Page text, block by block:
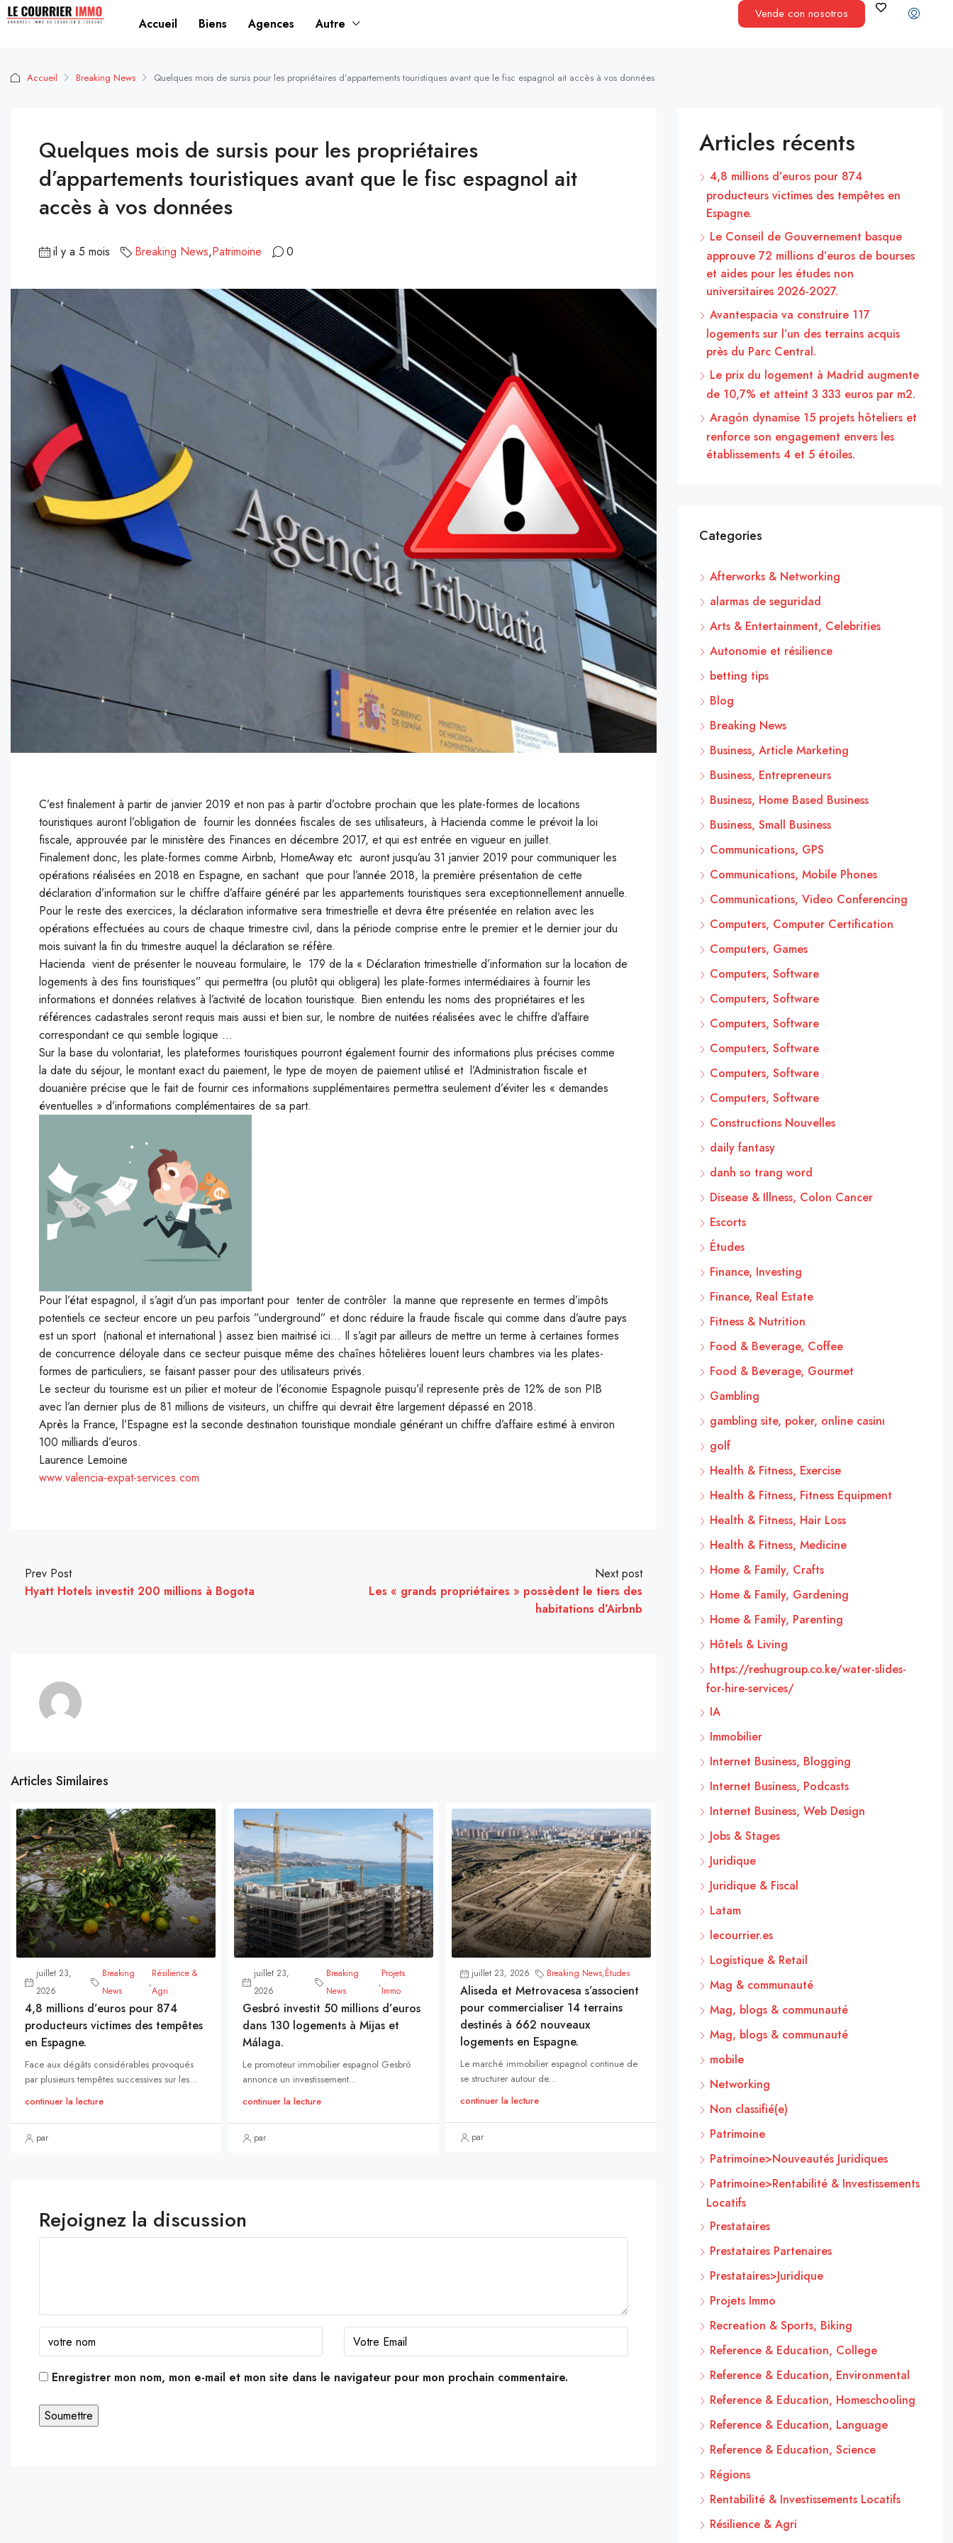
Accueil Biens Agences Autre
Vende con nosotros
Accueil Breaking News Quelques mois de sursis pour les propriétaires d’appartements touristiques avant que le fisc espagnol ait accès à vos données
Quelques mois de sursis pour les propriétaires
d’appartements touristiques avant que le fisc espagnol ait
accès à vos données
il y a 5 mois Breaking News,Patrimoine 0
C’est finalement à partir de janvier 2019 et non pas à partir d’octobre prochain que les plate-formes de locations
touristiques auront l’obligation de fournir les données fiscales de ses utilisateurs, à Hacienda comme le prévoit la loi
fiscale, approuvée par le ministère des Finances en décembre 2017, et qui est entrée en vigueur en juillet.
Finalement donc, les plate-formes comme Airbnb, HomeAway etc auront jusqu’au 31 janvier 2019 pour communiquer les
opérations réalisées en 2018 en Espagne, en sachant que pour l’année 2018, la première présentation de cette
déclaration d’information sur le chiffre d’affaire généré par les appartements touristiques sera exceptionnellement annuelle.
Pour le reste des exercices, la déclaration informative sera trimestrielle et devra être présentée en relation avec les
opérations effectuées au cours de chaque trimestre civil, dans la période comprise entre le premier et le dernier jour du
mois suivant la fin du trimestre auquel la déclaration se réfère.
Hacienda vient de présenter le nouveau formulaire, le 179 de la « Déclaration trimestrielle d’information sur la location de
logements à des fins touristiques” qui permettra (ou plutôt qui obligera) les plate-formes intermédiaires à fournir les
informations et données relatives à l’activité de location touristique. Bien entendu les noms des propriétaires et les
références cadastrales seront requis mais aussi et bien sur, le nombre de nuitées réalisées avec le chiffre d’affaire
correspondant ce qui semble logique …
Sur la base du volontariat, les plateformes touristiques pourront également fournir des informations plus précises comme
la date du séjour, le montant exact du paiement, le type de moyen de paiement utilisé et l’Administration fiscale et
douanière précise que le fait de fournir ces informations supplémentaires permettra seulement d’éviter les « demandes
éventuelles » d’informations complémentaires de sa part.
Pour l’état espagnol, il s’agit d’un pas important pour tenter de contrôler la manne que represente en termes d’impôts
potentiels ce secteur encore un peu parfois ”underground” et donc réduire la fraude fiscale qui comme dans d’autre pays
est un sport (national et international ) assez bien maitrisé ici… Il s’agit par ailleurs de mettre un terme à certaines formes
de concurrence déloyale dans ce secteur puisque même des chaînes hôtelières louent leurs chambres via les plates-
formes de particuliers, se faisant passer pour des utilisateurs privés.
Le secteur du tourisme est un pilier et moteur de l’économie Espagnole puisqu’il represente près de 12% de son PIB
avec l’an dernier plus de 81 millions de visiteurs, un chiffre qui devrait être largement dépassé en 2018.
Après la France, l’Espagne est la seconde destination touristique mondiale générant un chiffre d’affaire estimé à environ
100 milliards d’euros.
Laurence Lemoine
www.valencia-expat-services.com
Prev Post
Hyatt Hotels investit 200 millions à Bogota
Next post
Les « grands propriétaires » possèdent le tiers des
habitations d’Airbnb
Articles Similaires
juillet 23,
2026
Breaking
News
,
Résilience &
Agri
4,8 millions d’euros pour 874
producteurs victimes des tempêtes
en Espagne.
Face aux dégâts considérables provoqués
par plusieurs tempêtes successives sur les...
continuer la lecture
par
juillet 23,
2026
Breaking
News
,
Projets
Immo
Gesbró investit 50 millions d’euros
dans 130 logements à Mijas et
Málaga.
Le promoteur immobilier espagnol Gesbró
annonce un investissement...
continuer la lecture
par
juillet 23, 2026 Breaking News,Études
Aliseda et Metrovacesa s’associent
pour commercialiser 14 terrains
destinés à 662 nouveaux
logements en Espagne.
Le marché immobilier espagnol continue de
se structurer autour de...
continuer la lecture
par
Rejoignez la discussion
Enregistrer mon nom, mon e-mail et mon site dans le navigateur pour mon prochain commentaire.
Articles récents
4,8 millions d’euros pour 874
producteurs victimes des tempêtes en
Espagne.
Le Conseil de Gouvernement basque
approuve 72 millions d’euros de bourses
et aides pour les études non
universitaires 2026-2027.
Avantespacia va construire 117
logements sur l’un des terrains acquis
près du Parc Central.
Le prix du logement à Madrid augmente
de 10,7% et atteint 3 333 euros par m2.
Aragón dynamise 15 projets hôteliers et
renforce son engagement envers les
établissements 4 et 5 étoiles.
Categories
Afterworks & Networking
alarmas de seguridad
Arts & Entertainment, Celebrities
Autonomie et résilience
betting tips
Blog
Breaking News
Business, Article Marketing
Business, Entrepreneurs
Business, Home Based Business
Business, Small Business
Communications, GPS
Communications, Mobile Phones
Communications, Video Conferencing
Computers, Computer Certification
Computers, Games
Computers, Software
Computers, Software
Computers, Software
Computers, Software
Computers, Software
Computers, Software
Constructions Nouvelles
daily fantasy
danh so trang word
Disease & Illness, Colon Cancer
Escorts
Études
Finance, Investing
Finance, Real Estate
Fitness & Nutrition
Food & Beverage, Coffee
Food & Beverage, Gourmet
Gambling
gambling site, poker, online casinı
golf
Health & Fitness, Exercise
Health & Fitness, Fitness Equipment
Health & Fitness, Hair Loss
Health & Fitness, Medicine
Home & Family, Crafts
Home & Family, Gardening
Home & Family, Parenting
Hôtels & Living
https://reshugroup.co.ke/water-slides-
for-hire-services/
IA
Immobilier
Internet Business, Blogging
Internet Business, Podcasts
Internet Business, Web Design
Jobs & Stages
Juridique
Juridique & Fiscal
Latam
lecourrier.es
Logistique & Retail
Mag & communauté
Mag, blogs & communauté
Mag, blogs & communauté
mobile
Networking
Non classifié(e)
Patrimoine
Patrimoine>Nouveautés Juridiques
Patrimoine>Rentabilité & Investissements
Locatifs
Prestataires
Prestataires Partenaires
Prestataires>Juridique
Projets Immo
Recreation & Sports, Biking
Reference & Education, College
Reference & Education, Environmental
Reference & Education, Homeschooling
Reference & Education, Language
Reference & Education, Science
Régions
Rentabilité & Investissements Locatifs
Résilience & Agri